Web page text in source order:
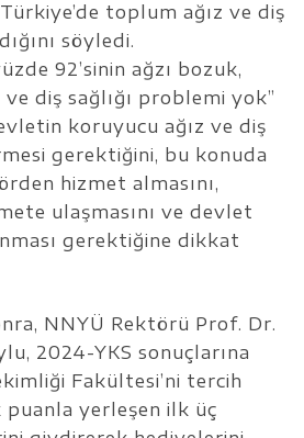
toplum ağız ve diş
söyledi.
92’sinin ağzı bozuk,
ve diş sağlığı problemi yok”
koruyucu ağız ve diş
gerektiğini, bu konuda
hizmet almasını,
ulaşmasını ve devlet
gerektiğine dikkat
NNYÜ Rektörü Prof. Dr.
2024-YKS sonuçlarına
Fakültesi’ni tercih
puanla yerleşen ilk üç